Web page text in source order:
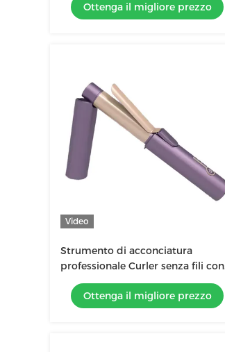
25mm 32mm 38mm
Ottenga il migliore prezzo
Video
Strumento di acconciatura
professionale Curler senza fili con
controllo della temperatura a 5
marceOttenga il migliore prezzo